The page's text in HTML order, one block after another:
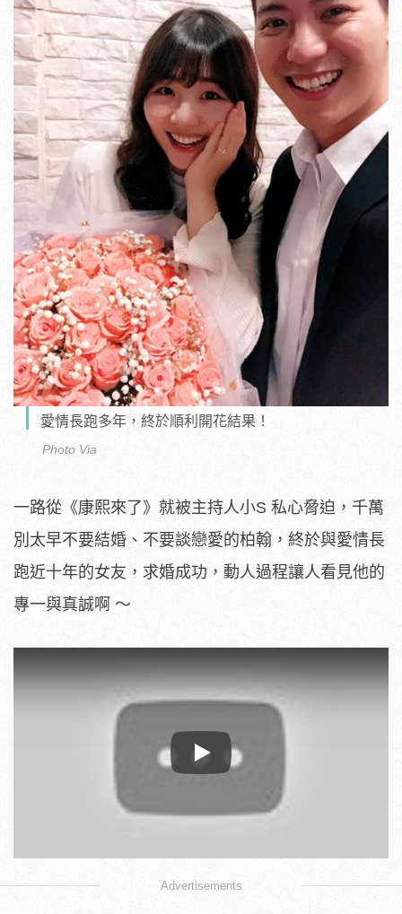
愛情長跑多年，終於順利開花結果！
Photo Via
一路從《康熙來了》就被主持人小S 私心脅迫，千萬
別太早不要結婚、不要談戀愛的柏翰，終於與愛情長
跑近十年的女友，求婚成功，動人過程讓人看見他的
專一與真誠啊 ～
Play
Advertisements